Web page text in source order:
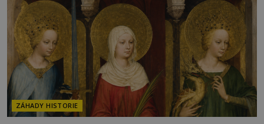
Je to zbožná záchrana před nebezpečím, nebo
promyšlená krádež,
ZÁHADY HISTORIE